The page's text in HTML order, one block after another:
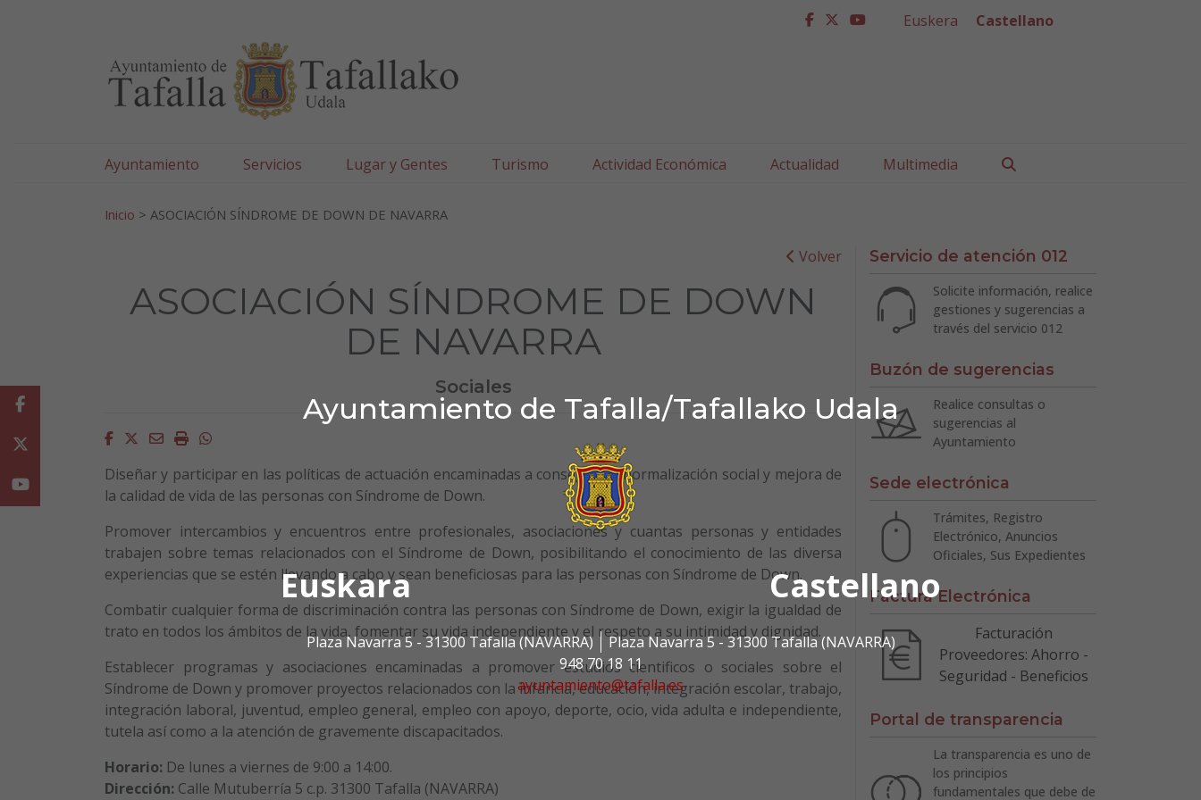
Ayuntamiento de Tafalla/Tafallako Udala
Euskara Castellano
Plaza Navarra 5 - 31300 Tafalla (NAVARRA)
Plaza Navarra 5 - 31300 Tafalla (NAVARRA)
948 70 18 11
ayuntamiento@tafalla.es
facebook
twitter
youtube
Euskera Castellano
Ayuntamiento Servicios Lugar y Gentes Turismo Actividad Económica Actualidad Multimedia
Inicio > ASOCIACIÓN SÍNDROME DE DOWN DE NAVARRA
Volver
ASOCIACIÓN SÍNDROME DE DOWN
DE NAVARRA
Sociales
Facebook
Twitter
EmailImprimirWhatsapp
Diseñar y participar en las políticas de actuación encaminadas a conseguir la normalización social y mejora de
la calidad de vida de las personas con Síndrome de Down.
Promover intercambios y encuentros entre profesionales, asociaciones y cuantas personas y entidades
trabajen sobre temas relacionados con el Síndrome de Down, posibilitando el conocimiento de las diversa
experiencias que se estén llevando a cabo y sean beneficiosas para las personas con Síndrome de Down.
Combatir cualquier forma de discriminación contra las personas con Síndrome de Down, exigir la igualdad de
trato en todos los ámbitos de la vida, fomentar su vida independiente y el respeto a su intimidad y dignidad.
Establecer programas y asociaciones encaminadas a promover estudios cientificos o sociales sobre el
Síndrome de Down y promover proyectos relacionados con la infancia, educación, integración escolar, trabajo,
integración laboral, juventud, empleo general, empleo con apoyo, deporte, ocio, vida adulta e independiente,
tutela así como a la atención de gravemente discapacitados.
Horario: De lunes a viernes de 9:00 a 14:00.
Dirección: Calle Mutuberría 5 c.p. 31300 Tafalla (NAVARRA)
Servicio de atención 012
Solicite información, realice
gestiones y sugerencias a
través del servicio 012
Buzón de sugerencias
Realice consultas o
sugerencias al
Ayuntamiento
Sede electrónica
Trámites, Registro
Electrónico, Anuncios
Oficiales, Sus Expedientes
Factura Electrónica
Facturación
Proveedores: Ahorro -
Seguridad - Beneficios
Portal de transparencia
La transparencia es uno de
los principios
fundamentales que debe de
Facebook
Youtube